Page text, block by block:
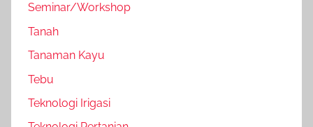
Seminar/Workshop
Tanah
Tanaman Kayu
Tebu
Teknologi Irigasi